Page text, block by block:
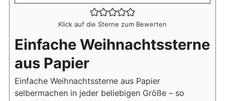
Klick auf die Sterne zum Bewerten
Einfache Weihnachtssterne
aus Papier
Einfache Weihnachtssterne aus Papier
selbermachen in jeder beliebigen Größe – so